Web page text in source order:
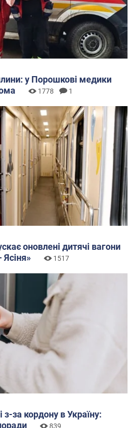
у Порошкові медики
1778 1
оновлені дитячі вагони
1517
за кордону в Україну:
839